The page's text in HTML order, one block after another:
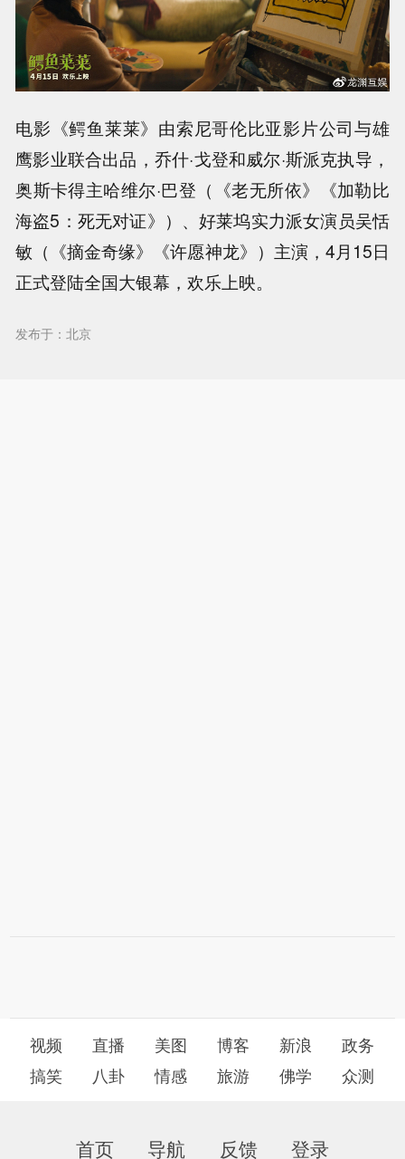
电影《鳄鱼莱莱》由索尼哥伦比亚影片公司与雄
鹰影业联合出品，乔什·戈登和威尔·斯派克执导，
奥斯卡得主哈维尔·巴登（《老无所依》《加勒比
海盗5：死无对证》）、好莱坞实力派女演员吴恬
敏（《摘金奇缘》《许愿神龙》）主演，4月15日
正式登陆全国大银幕，欢乐上映。
发布于：北京
视频 直播 美图 博客 新浪
政务
搞笑
八卦 情感 旅游 佛学 众测
首页 导航 反馈 登录